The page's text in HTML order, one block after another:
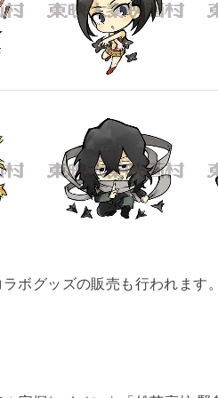
ボグッズの販売も行われます。